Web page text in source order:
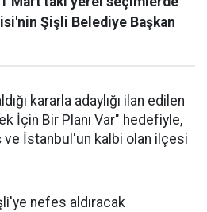
Şişli Belediye Başkan
kararla adaylığı ilan edilen
İçin Bir Planı Var" hedefiyle,
ve İstanbul'un kalbi olan ilçesi
nefes aldıracak